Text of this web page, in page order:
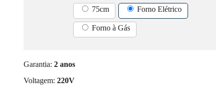
75cm
Forno Elétrico
Forno à Gás
Garantia: 2 anos
Voltagem: 220V